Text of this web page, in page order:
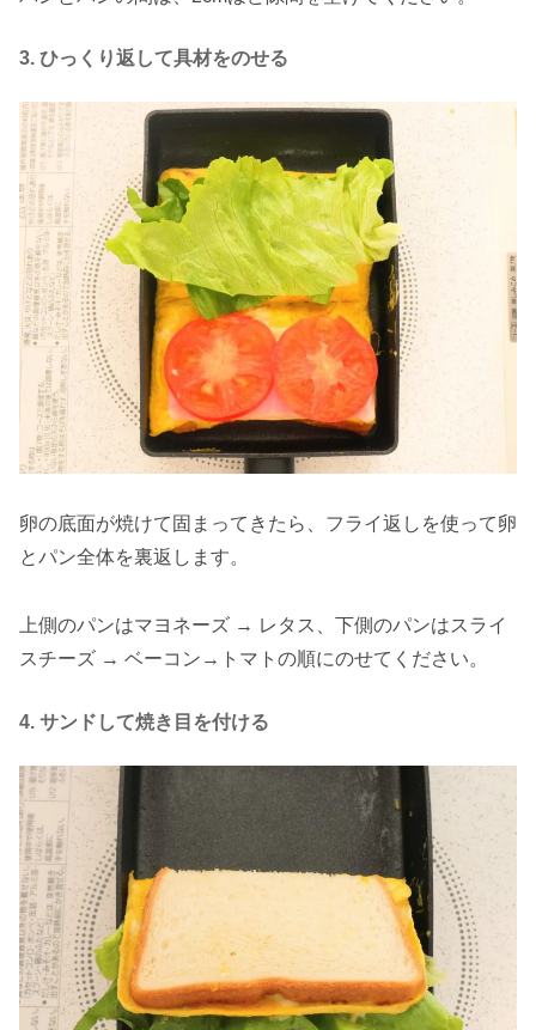
3. ひっくり返して具材をのせる
卵の底面が焼けて固まってきたら、フライ返しを使って卵
とパン全体を裏返します。
上側のパンはマヨネーズ → レタス、下側のパンはスライ
スチーズ → ベーコン→トマトの順にのせてください。
4. サンドして焼き目を付ける